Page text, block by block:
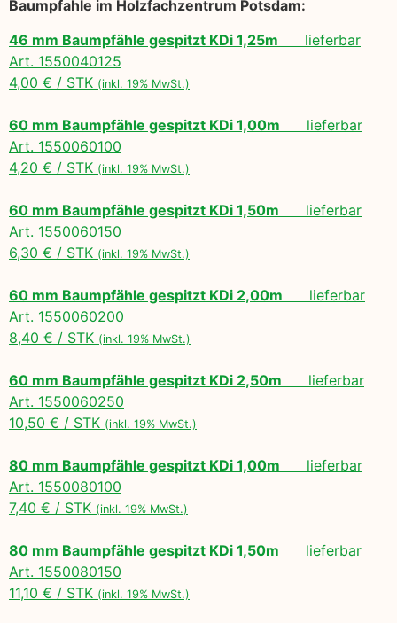
Baumpfahle im Holzfachzentrum Potsdam:
46 mm Baumpfähle gespitzt KDi 1,25m lieferbar
Art. 1550040125
4,00 € / STK (inkl. 19% MwSt.)
60 mm Baumpfähle gespitzt KDi 1,00m lieferbar
Art. 1550060100
4,20 € / STK (inkl. 19% MwSt.)
60 mm Baumpfähle gespitzt KDi 1,50m lieferbar
Art. 1550060150
6,30 € / STK (inkl. 19% MwSt.)
60 mm Baumpfähle gespitzt KDi 2,00m lieferbar
Art. 1550060200
8,40 € / STK (inkl. 19% MwSt.)
60 mm Baumpfähle gespitzt KDi 2,50m lieferbar
Art. 1550060250
10,50 € / STK (inkl. 19% MwSt.)
80 mm Baumpfähle gespitzt KDi 1,00m lieferbar
Art. 1550080100
7,40 € / STK (inkl. 19% MwSt.)
80 mm Baumpfähle gespitzt KDi 1,50m lieferbar
Art. 1550080150
11,10 € / STK (inkl. 19% MwSt.)